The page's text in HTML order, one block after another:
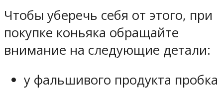
Чтобы уберечь себя от этого, при
покупке коньяка обращайте
внимание на следующие детали:
у фальшивого продукта пробка